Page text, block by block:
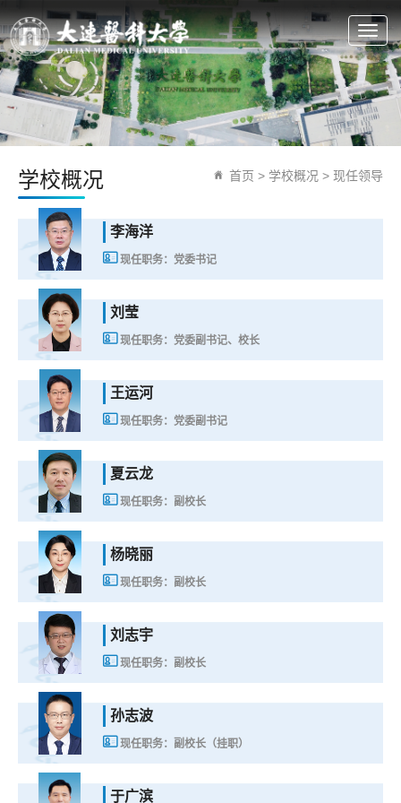
学校概况 首页 > 学校概况 > 现任领导
李海洋
现任职务：党委书记
刘莹
现任职务：党委副书记、校长
王运河
现任职务：党委副书记
夏云龙
现任职务：副校长
杨晓丽
现任职务：副校长
刘志宇
现任职务：副校长
孙志波
现任职务：副校长（挂职）
于广滨